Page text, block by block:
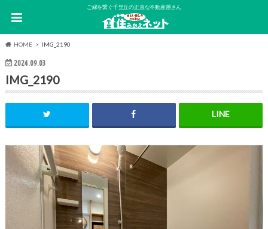
ご縁を繋ぐ千里丘の正直な不動産屋さん
HOME IMG_2190
2024.09.03
IMG_2190